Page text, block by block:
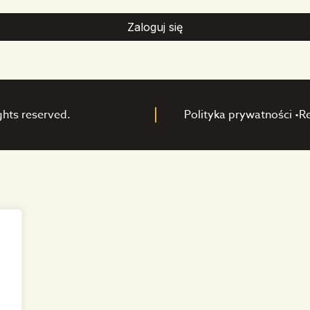
Zaloguj się
reserved. Polityka prywatności •